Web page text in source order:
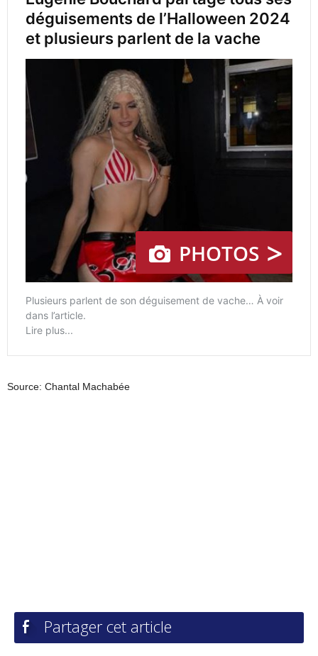
Source: Chantal Machabée
Partager cet article